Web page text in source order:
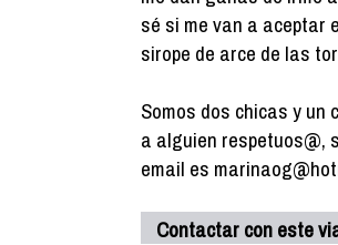
sé si me van a aceptar
sirope de arce de las
Somos dos chicas y un
a alguien respetuos@,
email es
Contactar con este